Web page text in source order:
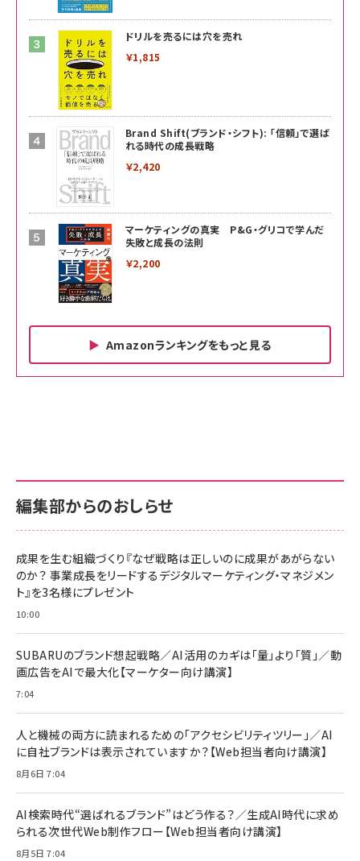
ドリルを売るには穴を売れ
￥1,815
Brand Shift(ブランド・シフト): 「信頼」で選ば
れる時代の成長戦略
￥2,420
マーケティングの真実 P&G・グリコで学んだ
失敗と成長の法則
￥2,200
Amazonランキングをもっと見る
￥880
anan(アンアン)2026/06/24号 No.2500増刊
スペシャルエディション[王道エンタメの矜持／
￥1,100
anan(アンアン)2026/07/08号 No.2502[2026
￥880
ママ投資家が育休中に１億貯めた株式投資
組織の成果を最大化する ルールのデザイン
￥1,980
Amazonランキングをもっと見る
サポート正規品 メーカー保証5年 KLMEA128G
NIMASO ガラスフィルム iPhone 17 用 保護フィ
すい ガイド枠付き いPhone17 (6.3インチ) 対応
2枚セット DSP25F1698
￥1,599
￥6,980
全ワイヤレスイヤホン/アクティブノイズキャンセリ
技術基準適合】ブラック
￥5,990
ケーブル Anker絡まないケーブル 240W 結束バン
ド付き USB PD対応 シリコン素材採用 iPhone
17 / 16 / 15 / Galaxy iPad Pro MacBook
Pro/Air 各種対応 (1.8m ミッドナイトブラック)
￥1,890
サポート正規品 メーカー保証5年 KLMEA128G
Amazon eギフトカード - Amazonロゴ - クラ
￥5,000
Anker PowerLine III Flow USB-C & USB-C
Pro/Air 各種対応 (1.8m ミッドナイトブラック)
￥1,890
サッポロ 生ビール 黒ラベル 350ml 缶 24本 ビー
ル ケース買い【6/30応募〆切! 黒ラベルビヤセラー
￥4,857
編集部からのおしらせ
成果を生む組織づくり『なぜ戦略は正しいのに成果があがらない
のか？ 事業成長をリードするデジタルマーケティング・マネジメン
ト』を3名様にプレゼント
10:00
SUBARUのブランド想起戦略／AI活用のカギは「量」より「質」／動
画広告をAIで最大化【マーケター向け講演】
7:04
人と機械の両方に読まれるための「アクセシビリティツリー」／AI
に自社ブランドは表示されていますか？【Web担当者向け講演】
8月6日 7:04
AI検索時代“選ばれるブランド”はどう作る？／生成AI時代に求め
られる次世代Web制作フロー【Web担当者向け講演】
8月5日 7:04